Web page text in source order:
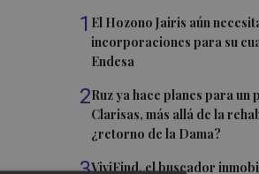
1 El Hozono Jairis aún
incorporaciones para su
Endesa
2Ruz ya hace planes para un
Clarisas, más allá de la
¿retorno de la Dama?
3ViviFind, el buscador